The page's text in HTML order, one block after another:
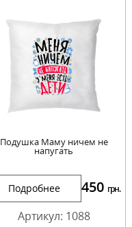
Подушка Маму ничем не
напугать
Подробнее 450 грн.
Артикул: 1088